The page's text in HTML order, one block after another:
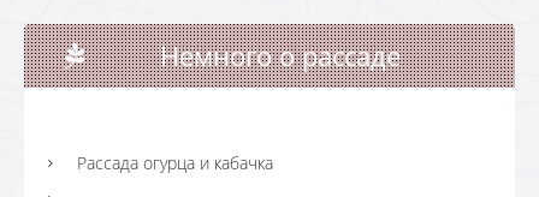
Немного о рассаде
Рассада огурца и кабачка